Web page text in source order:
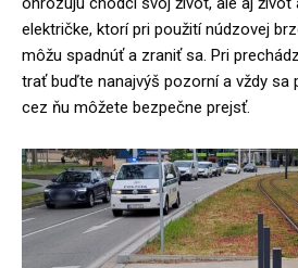
električke, ktorí pri použití núdzovej
môžu spadnúť a zraniť sa. Pri
trať buďte nanajvýš pozorní a vždy sa
cez ňu môžete bezpečne prejsť.